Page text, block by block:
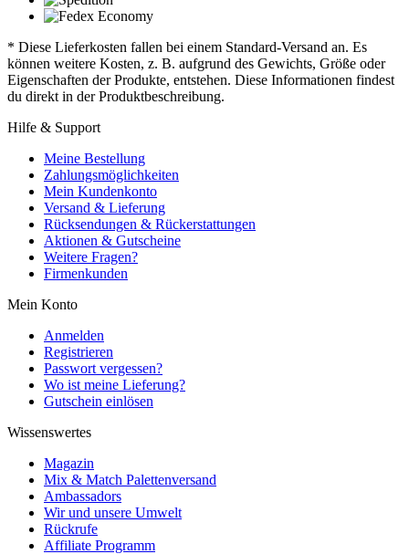
* Diese Lieferkosten fallen bei einem Standard-Versand an. Es
können weitere Kosten, z. B. aufgrund des Gewichts, Größe oder
Eigenschaften der Produkte, entstehen. Diese Informationen findest
du direkt in der Produktbeschreibung.
Hilfe & Support
Meine Bestellung
Zahlungsmöglichkeiten
Mein Kundenkonto
Versand & Lieferung
Rücksendungen & Rückerstattungen
Aktionen & Gutscheine
Weitere Fragen?
Firmenkunden
Mein Konto
Anmelden
Registrieren
Passwort vergessen?
Wo ist meine Lieferung?
Gutschein einlösen
Wissenswertes
Magazin
Mix & Match Palettenversand
Ambassadors
Wir und unsere Umwelt
Rückrufe
Affiliate Programm